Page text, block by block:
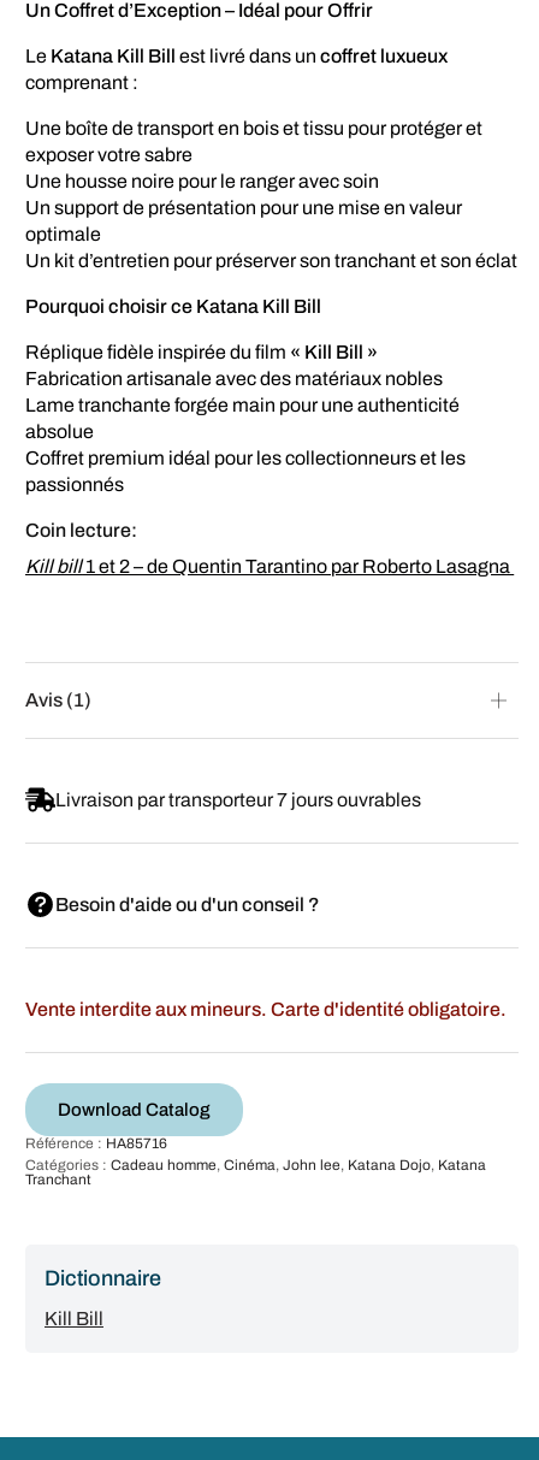
Un Coffret d’Exception – Idéal pour Offrir
Le Katana Kill Bill est livré dans uncoffret luxueux
comprenant :
Une boîte de transport en bois et tissu pour protéger et
exposer votre sabre
Une housse noire pour le ranger avec soin
Un support de présentation pour une mise en valeur
optimale
Un kit d’entretien pour préserver son tranchant et son éclat
Pourquoi choisir ce Katana Kill Bill
Réplique fidèle inspirée du film « Kill Bill »
Fabrication artisanale avec des matériaux nobles
Lame tranchante forgée main pour une authenticité
absolue
Coffret premium idéal pour les collectionneurs et les
passionnés
Coin lecture:
Kill bill1 et 2 – de Quentin Tarantino par Roberto Lasagna
Avis (1)
Livraison par transporteur 7 jours ouvrables
Besoin d'aide ou d'un conseil ?
Vente interdite aux mineurs. Carte d'identité obligatoire.
Download Catalog
Référence : HA85716
Catégories : Cadeau homme, Cinéma, John lee, Katana Dojo, Katana
Tranchant
Dictionnaire
Kill Bill